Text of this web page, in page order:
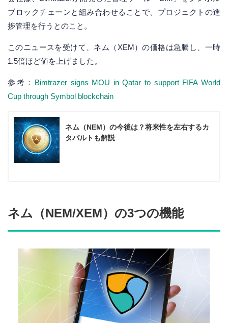
ブロックチェーンと組み合わせることで、プロジェクトの進
捗管理を行うとのこと。
このニュースを受けて、ネム（XEM）の価格は急騰し、一時
1.5倍ほど値を上げました。
参考： Bimtrazer signs MOU in Qatar to support FIFA World
Cup through Symbol blockchain
ネム（NEM）の今後は？将来性を左右するカ
タパルトも解説
ネム（NEM/XEM）の3つの機能